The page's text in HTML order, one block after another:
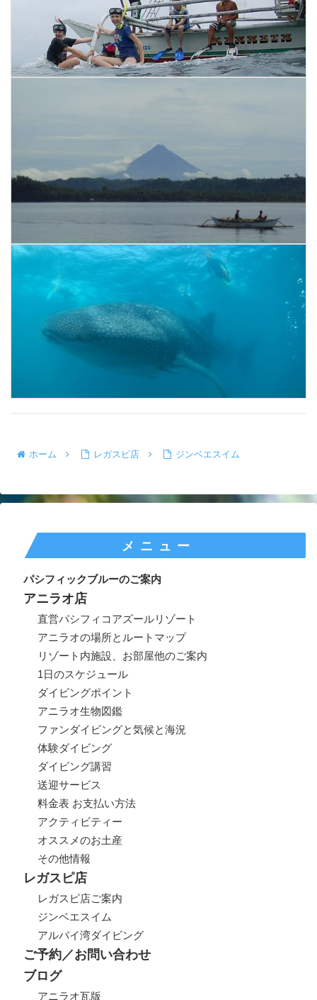
ホーム レガスピ店 ジンベエスイム
メニュー
パシフィックブルーのご案内
アニラオ店
直営パシフィコアズールリゾート
アニラオの場所とルートマップ
リゾート内施設、お部屋他のご案内
1日のスケジュール
ダイビングポイント
アニラオ生物図鑑
ファンダイビングと気候と海況
体験ダイビング
ダイビング講習
送迎サービス
料金表 お支払い方法
アクティビティー
オススメのお土産
その他情報
レガスピ店
レガスピ店ご案内
ジンベエスイム
アルバイ湾ダイビング
ご予約／お問い合わせ
ブログ
アニラオ瓦版